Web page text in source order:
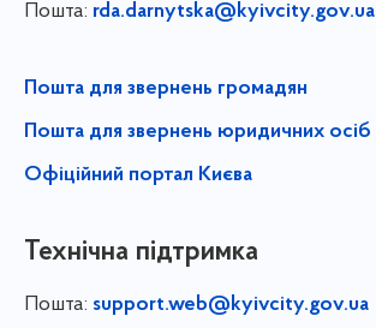
Пошта: rda.darnytska@kyivcity.gov.ua
Пошта для звернень громадян
Пошта для звернень юридичних осіб
Офіційний портал Києва
Технічна підтримка
Пошта: support.web@kyivcity.gov.ua